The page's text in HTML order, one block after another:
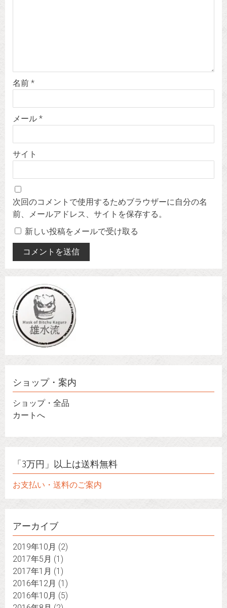
名前 *
メール *
サイト
次回のコメントで使用するためブラウザーに自分の名
前、メールアドレス、サイトを保存する。
新しい投稿をメールで受け取る
ショップ・案内
ショップ・全品
カートへ
「3万円」以上は送料無料
お支払い・送料のご案内
アーカイブ
2019年10月 (2)
2017年5月 (1)
2017年1月 (1)
2016年12月 (1)
2016年10月 (5)